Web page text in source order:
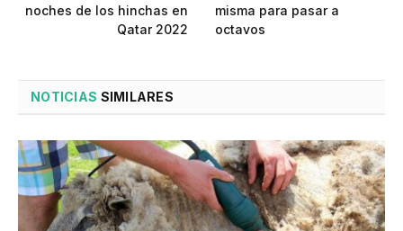
noches de los hinchas en
Qatar 2022
misma para pasar a
octavos
NOTICIAS SIMILARES